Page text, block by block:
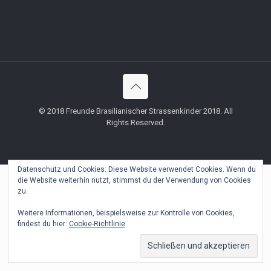
© 2018 Freunde Brasilianischer Strassenkinder 2018. All
Rights Reserved.
Datenschutz und Cookies: Diese Website verwendet Cookies. Wenn du
die Website weiterhin nutzt, stimmst du der Verwendung von Cookies
zu.
Weitere Informationen, beispielsweise zur Kontrolle von Cookies,
findest du hier: Cookie-Richtlinie